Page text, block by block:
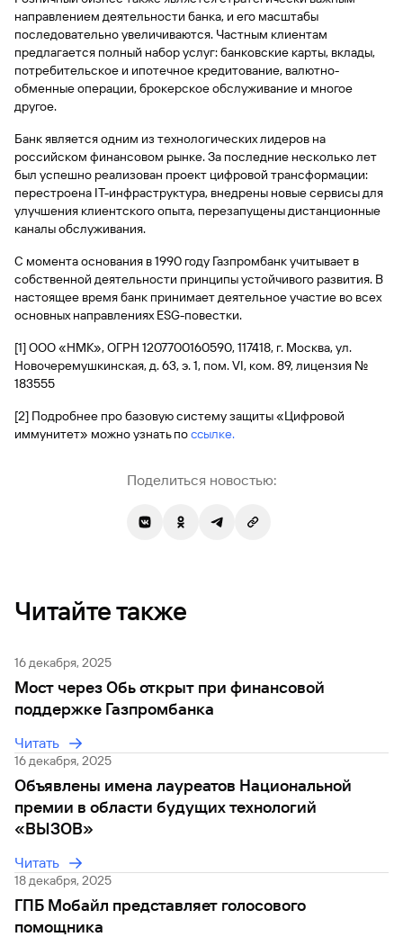
Быстрый
поиск
по
сайту
Вклады
направлением деятельности банка, и его масштабы
последовательно увеличиваются. Частным клиентам
предлагается полный набор услуг: банковские карты, вклады,
потребительское и ипотечное кредитование, валютно-
обменные операции, брокерское обслуживание и многое
другое.
Банк является одним из технологических лидеров на
российском финансовом рынке. За последние несколько лет
был успешно реализован проект цифровой трансформации:
перестроена IT-инфраструктура, внедрены новые сервисы для
улучшения клиентского опыта, перезапущены дистанционные
каналы обслуживания.
С момента основания в 1990 году Газпромбанк учитывает в
собственной деятельности принципы устойчивого развития. В
настоящее время банк принимает деятельное участие во всех
основных направлениях ESG-повестки.
[1] ООО «НМК», ОГРН 1207700160590, 117418, г. Москва, ул.
Новочеремушкинская, д. 63, э. 1, пом. VI, ком. 89, лицензия №
183555
[2] Подробнее про базовую систему защиты «Цифровой
иммунитет» можно узнать поссылке.
Поделиться новостью:
Читайте также
16 декабря, 2025
Мост через Обь открыт при финансовой
поддержке Газпромбанка
Читать
16 декабря, 2025
Объявлены имена лауреатов Национальной
премии в области будущих технологий
«ВЫЗОВ»
Читать
18 декабря, 2025
ГПБ Мобайл представляет голосового
помощника